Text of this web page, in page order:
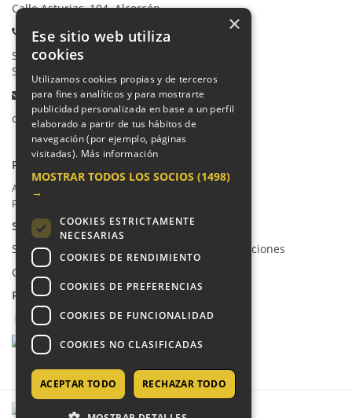
Calle Asturias, 104. Alcorcón
Teléfonos:
Secretaría Ppal:
Secretaría Infantil:
Email:
colegio@villalkor.com
PRIVACIDAD
Aviso legal / Política de privacidad
Política de cookies
SUGERENCIAS Y CANAL DE DENUNCIAS
Sugerencias, Quejas, Reclamaciones y Felicitaciones
Canal de denuncias
REDES SOCIALES
×
Ese sitio web utiliza
cookies
Utilizamos cookies propias y de terceros
para fines analíticos y para mostrarte
publicidad personalizada en base a un perfil
elaborado a partir de tus hábitos de
navegación (por ejemplo, páginas
visitadas). Más información
MOSTRAR TODOS LOS SOCIOS (1498)
→
COOKIES ESTRICTAMENTE
NECESARIAS
COOKIES DE RENDIMIENTO
COOKIES DE PREFERENCIAS
COOKIES DE FUNCIONALIDAD
COOKIES NO CLASIFICADAS
ACEPTAR TODO RECHAZAR TODO